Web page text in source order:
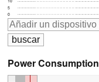
0
5
Power Consumption